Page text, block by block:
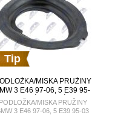
Tip
MISKA PRUŽINY
3 E46 97-06, 5 E39 95-
/PREDNÉ, DOLNÉ/
AD-BM-018
PODLOŽKA/MISKA PRUŽINY
3 E46 97-06, 5 E39 95-03